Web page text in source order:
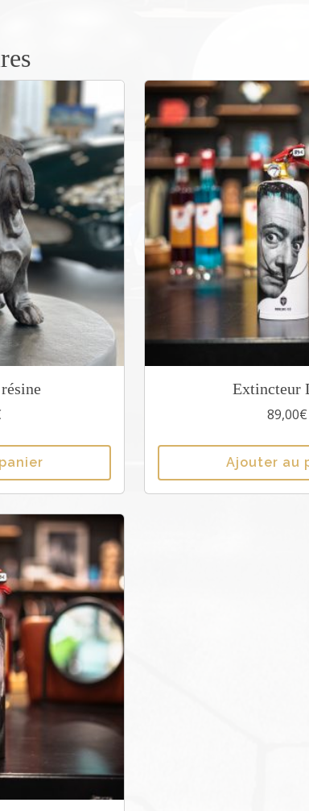
Extincteur
89,00€
Ajouter au